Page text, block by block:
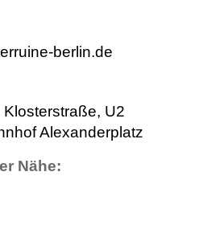
berlin.de
U2
Alexanderplatz
Nähe: